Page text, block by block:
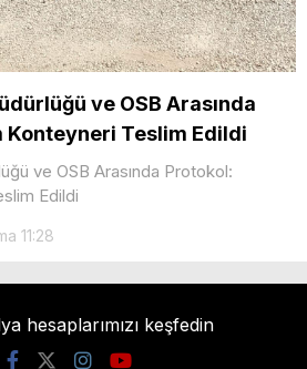
ve OSB Arasında
Konteyneri Teslim Edildi
ve OSB Arasında Protokol:
Edildi
11:28
hesaplarımızı keşfedin